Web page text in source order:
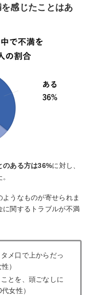
感じたことはあ
のある方は36%に対し、
うなものが寄せられま
に関するトラブルが不満
メ口で上からだっ
）
とを、頭ごなしに
女性）